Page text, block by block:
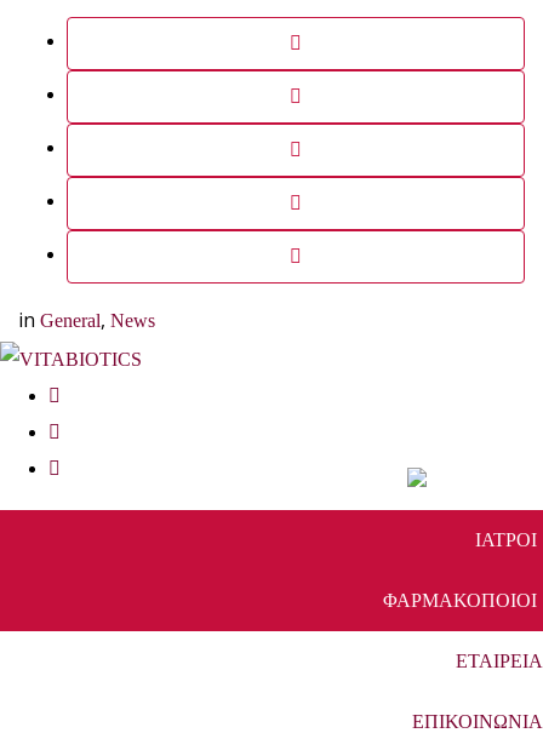
in General, News
ΙΑΤΡΟΙ
ΦΑΡΜΑΚΟΠΟΙΟΙ
ΕΤΑΙΡΕΙΑ
ΕΠΙΚΟΙΝΩΝΙΑ